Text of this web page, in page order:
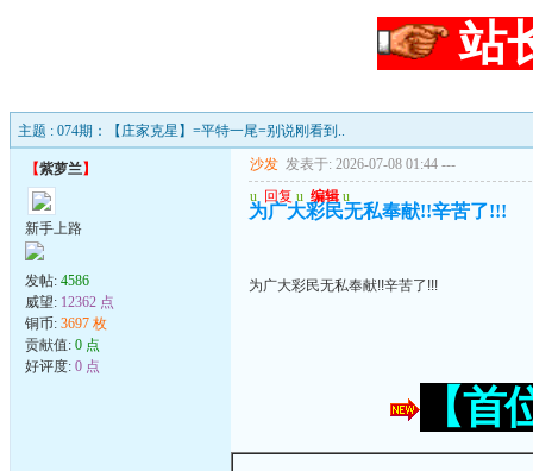
站
主题 : 074期：【庄家克星】=平特一尾=别说刚看到..
【紫萝兰】
新手上路
发帖: 4586
威望: 12362 点
铜币: 3697 枚
贡献值: 0 点
好评度: 0 点
沙发 发表于: 2026-07-08 01:44 ---
u 回复 u 编辑 u
为广大彩民无私奉献!!辛苦了!!!
为广大彩民无私奉献!!辛苦了!!!
【